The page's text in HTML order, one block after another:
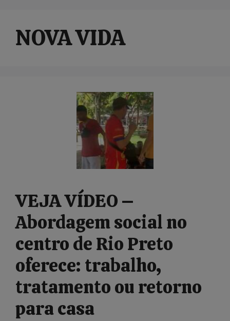
NOVA VIDA
VEJA VÍDEO –
Abordagem social no
centro de Rio Preto
oferece: trabalho,
tratamento ou retorno
para casa